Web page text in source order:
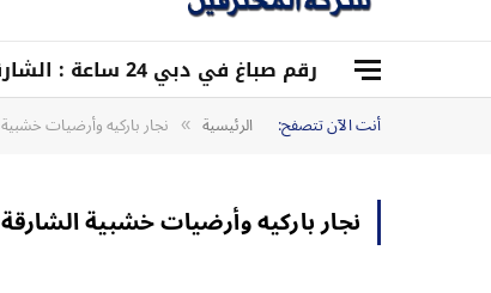
رقم صباغ في دبي 24 ساعة : الشارقة : عجمان : أم القيوين :0528959204
أنت الآن تتصفح: الرئيسية » نجار باركيه وأرضيات
نجار باركيه وأرضيات خشبية الشارقة